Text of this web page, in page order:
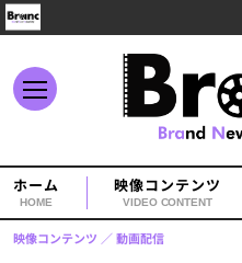
ホーム
HOME
映像コンテンツ
VIDEO CONTENT
映像コンテンツ 動画配信